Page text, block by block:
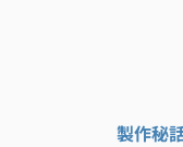
製作秘